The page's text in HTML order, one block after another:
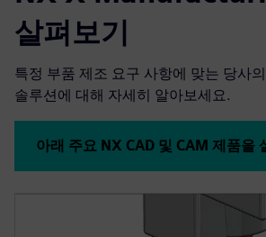
살펴보기
특정 부품 제조 요구 사항에 맞는 당사
솔루션에 대해 자세히 알아보세요.